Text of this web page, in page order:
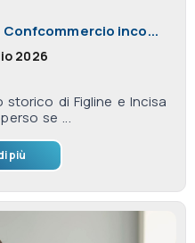
Confcommercio inco...
2026
storico di Figline e Incisa
se ...
più